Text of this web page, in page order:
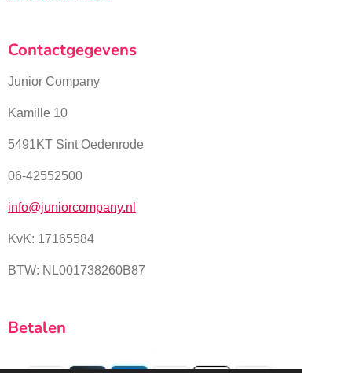
Contactgegevens
Junior Company
Kamille 10
5491KT Sint Oedenrode
06-42552500
info@juniorcompany.nl
KvK: 17165584
BTW: NL001738260B87
Betalen